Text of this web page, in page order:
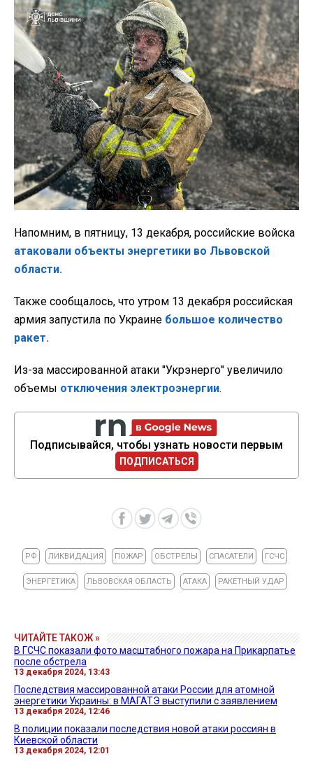
Напомним, в пятницу, 13 декабря, российские войска
атаковали объекты энергетики во Львовской
области.
Также сообщалось, что утром 13 декабря российская
армия запустила по Украине большое количество
ракет.
Из-за массированной атаки "Укрэнерго" увеличило
объемы отключения электроэнергии.
Подписывайся, чтобы узнать новости первым
ПОДПИСАТЬСЯ
РФ ЛИКВИДАЦИЯ ПОЖАР ОБСТРЕЛЫ СПАСАТЕЛИ ГСЧС
ЭНЕРГЕТИКА ЛЬВОВСКАЯ ОБЛАСТЬ АТАКА РАКЕТНЫЙ УДАР
ЧИТАЙТЕ ТАКОЖ »
В ГСЧС показали фото масштабного пожара на Прикарпатье
после обстрела
13 декабря 2024, 13:43
Последствия массированной атаки России для атомной
энергетики Украины: в МАГАТЭ выступили с заявлением
13 декабря 2024, 12:46
В полиции показали последствия новой атаки россиян в
Киевской области
13 декабря 2024, 12:01